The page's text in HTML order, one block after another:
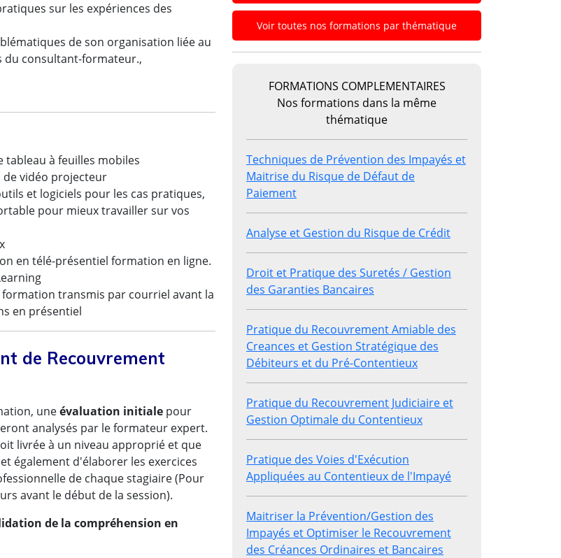
sur les expériences des
de son organisation liée au
du consultant-formateur.,
à feuilles mobiles
de vidéo projecteur
et logiciels pour les cas pratiques,
pour mieux travailler sur vos
en télé-présentiel formation en ligne.
transmis par courriel avant la
en présentiel
de Recouvrement
uneévaluation initiale pour
analysés par le formateur expert.
livrée à un niveau approprié et que
également d'élaborer les exercices
de chaque stagiaire (Pour
avant le début de la session).
de la compréhension en
Voir toutes nos formations par thématique
FORMATIONS COMPLEMENTAIRES
Nos formations dans la même
thématique
Techniques de Prévention des Impayés et
Maitrise du Risque de Défaut de
Paiement
Analyse et Gestion du Risque de Crédit
Droit et Pratique des Suretés / Gestion
des Garanties Bancaires
Pratique du Recouvrement Amiable des
Creances et Gestion Stratégique des
Débiteurs et du Pré-Contentieux
Pratique du Recouvrement Judiciaire et
Gestion Optimale du Contentieux
Pratique des Voies d'Exécution
Appliquées au Contentieux de l'Impayé
Maitriser la Prévention/Gestion des
Impayés et Optimiser le Recouvrement
des Créances Ordinaires et Bancaires